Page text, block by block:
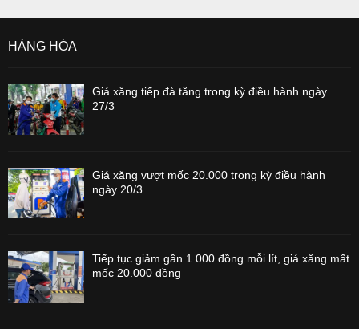
HÀNG HÓA
Giá xăng tiếp đà tăng trong kỳ điều hành ngày
27/3
Giá xăng vượt mốc 20.000 trong kỳ điều hành
ngày 20/3
Tiếp tục giảm gần 1.000 đồng mỗi lít, giá xăng mất
mốc 20.000 đồng